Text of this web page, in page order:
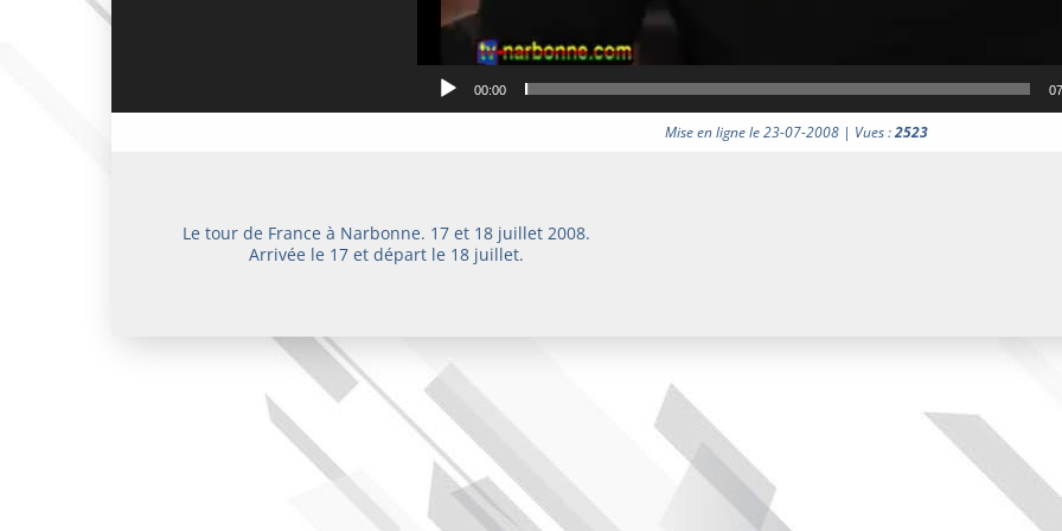
00:00
Mise en ligne le 23-07-2008 | Vues :2523
Le tour de France à Narbonne. 17 et 18 juillet 2008.
Arrivée le 17 et départ le 18 juillet.